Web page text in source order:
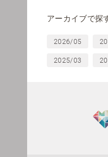
アーカイブで探
2026/05
2025/03